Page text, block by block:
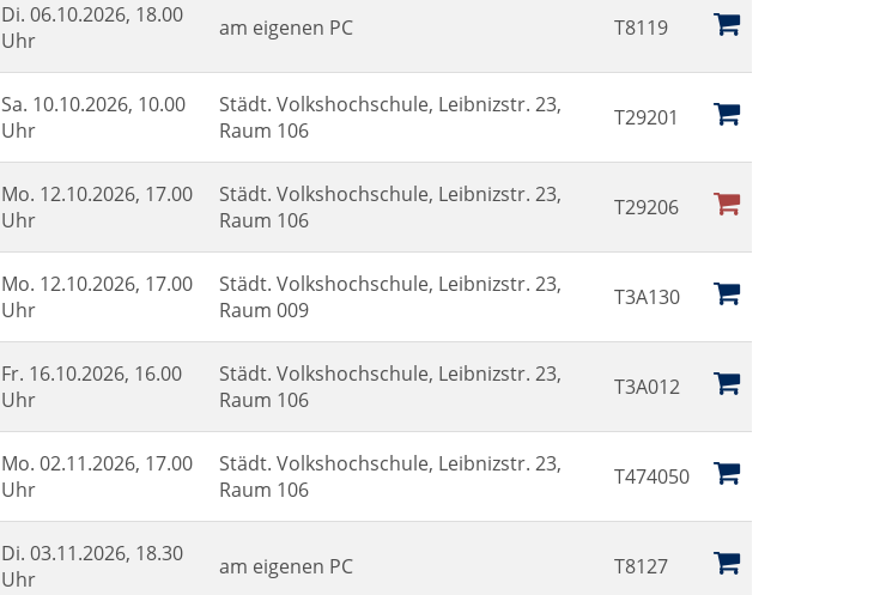
Di. 06.10.2026, 18.00
Uhr
am eigenen PC T8119
Sa. 10.10.2026, 10.00
Uhr
Städt. Volkshochschule, Leibnizstr. 23,
Raum 106
T29201
Mo. 12.10.2026, 17.00
Uhr
Städt. Volkshochschule, Leibnizstr. 23,
Raum 106
T29206
Mo. 12.10.2026, 17.00
Uhr
Städt. Volkshochschule, Leibnizstr. 23,
Raum 009
T3A130
Fr. 16.10.2026, 16.00
Uhr
Städt. Volkshochschule, Leibnizstr. 23,
Raum 106
T3A012
Mo. 02.11.2026, 17.00
Uhr
Städt. Volkshochschule, Leibnizstr. 23,
Raum 106
T474050
Di. 03.11.2026, 18.30
Uhr
am eigenen PC T8127